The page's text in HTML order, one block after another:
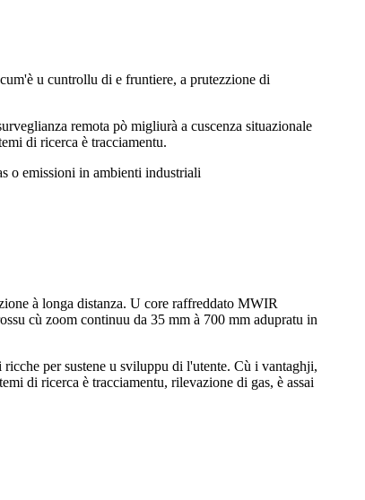
u cuntrollu di e fruntiere, a prutezzione di
remota pò migliurà a cuscenza situazionale
di ricerca è tracciamentu.
o emissioni in ambienti industriali
à longa distanza. U core raffreddato MWIR
cù zoom continuu da 35 mm à 700 mm adupratu in
per sustene u sviluppu di l'utente. Cù i vantaghji,
di ricerca è tracciamentu, rilevazione di gas, è assai